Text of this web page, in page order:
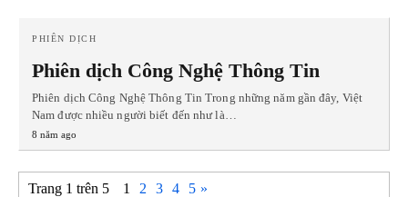
PHIÊN DỊCH
Phiên dịch Công Nghệ Thông Tin
Phiên dịch Công Nghệ Thông Tin Trong những năm gần đây, Việt
Nam được nhiều người biết đến như là…
8 năm ago
Trang 1 trên 5 1 2 3 4 5 »